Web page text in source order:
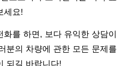
세요!
화를 하면, 보다 유익한 상담이
분의 차량에 관한 모든 문제를
되길 바랍니다!